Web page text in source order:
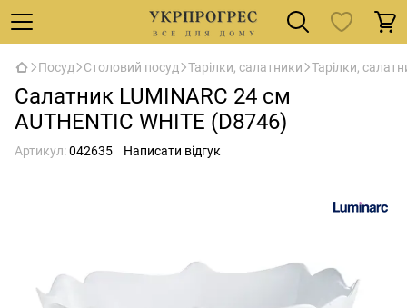
Посуд Столовий посуд Тарілки, салатники Тарілки,
Салатник LUMINARC 24 см
AUTHENTIC WHITE (D8746)
Артикул:042635 Написати відгук